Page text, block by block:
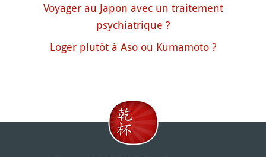
Voyager au Japon avec un traitement
psychiatrique ?
Loger plutôt à Aso ou Kumamoto ?